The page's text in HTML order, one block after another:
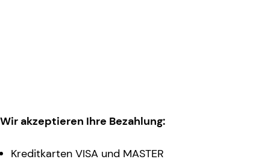
Wir akzeptieren Ihre Bezahlung:
Kreditkarten VISA und MASTER